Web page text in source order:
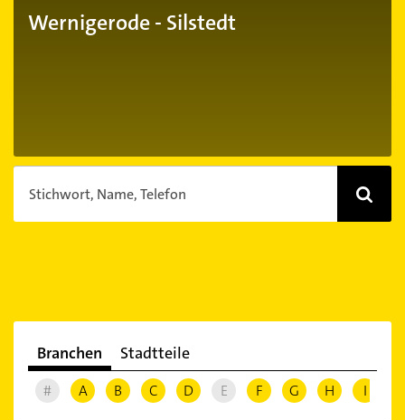
Wernigerode - Silstedt
Stichwort, Name, Telefon
Branchen Stadtteile
# A B C D E F G H I